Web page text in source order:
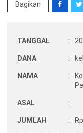
Bagikan
TANGGAL :
DANA :
NAMA :
ASAL :
JUMLAH :